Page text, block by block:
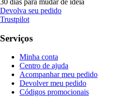
Devolva seu pedido
Trustpilot
Serviços
Minha conta
Centro de ajuda
Acompanhar meu pedido
Devolver meu pedido
Códigos promocionais